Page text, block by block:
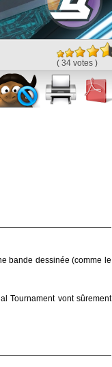
( 34 votes )
bande dessinée (comme le
Tournament vont sûrement